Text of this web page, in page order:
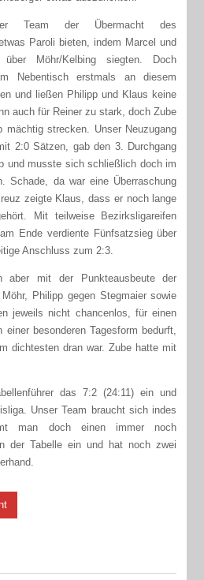
Team der Übermacht des
Paroli bieten, indem Marcel und
Möhr/Kelbing siegten. Doch
Nebentisch erstmals an diesem
und ließen Philipp und Klaus keine
auch für Reiner zu stark, doch Zube
mächtig strecken. Unser Neuzugang
2:0 Sätzen, gab den 3. Durchgang
und musste sich schließlich doch im
Schade, da war eine Überraschung
zeigte Klaus, dass er noch lange
Mit teilweise Bezirksligareifen
Ende verdiente Fünfsatzsieg über
Anschluss zum 2:3.
aber mit der Punkteausbeute der
Philipp gegen Stegmaier sowie
jeweils nicht chancenlos, für einen
besonderen Tagesform bedurft,
dichtesten dran war. Zube hatte mit
das 7:2 (24:11) ein und
Unser Team braucht sich indes
man doch einen immer noch
der Tabelle ein und hat noch zwei